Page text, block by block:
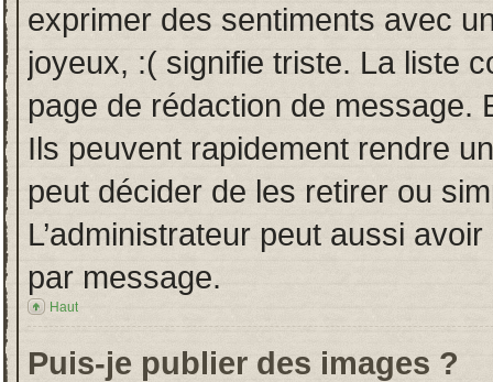
exprimer des sentiments avec
joyeux, :( signifie triste. La liste
page de rédaction de message.
Ils peuvent rapidement rendre
peut décider de les retirer ou
L’administrateur peut aussi
par message.
Haut
Puis-je publier des images ?